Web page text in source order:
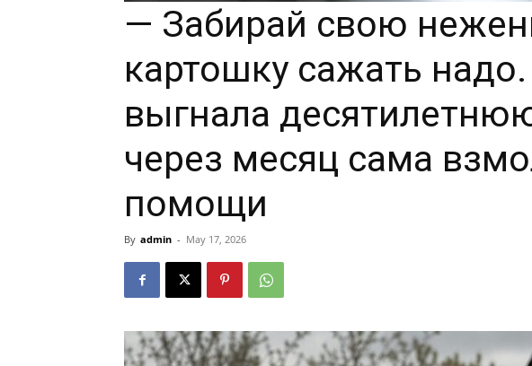
— Забирай свою
картошку сажать
выгнала
через месяц сама
помощи
By admin - May 17, 2026